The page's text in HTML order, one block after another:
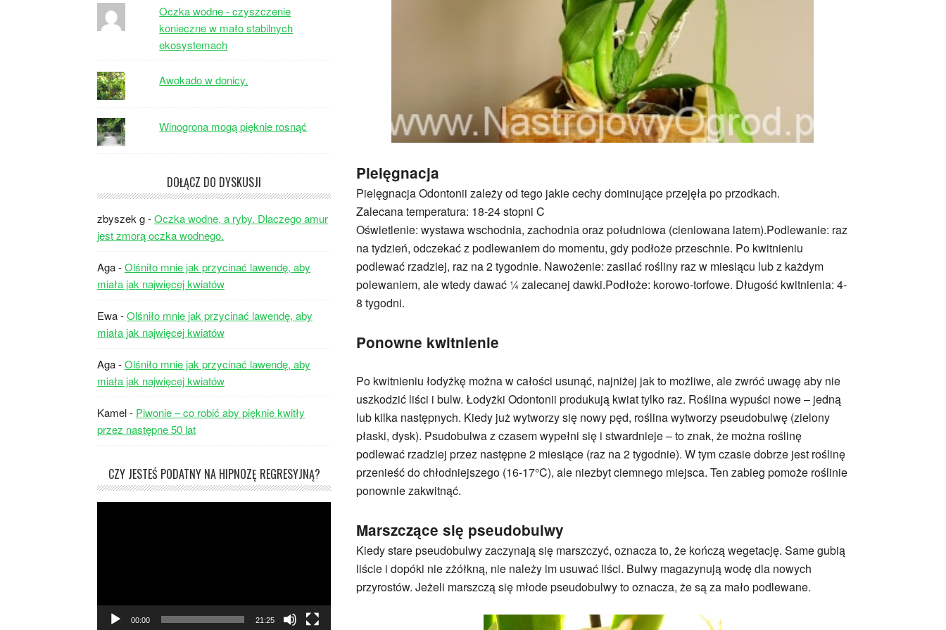
Pielęgnacja
Pielęgnacja Odontonii zależy od tego jakie cechy dominujące przejęła po przodkach.
Zalecana temperatura: 18-24 stopni C
Oświetlenie: wystawa wschodnia, zachodnia oraz południowa (cieniowana latem).Podlewanie: raz
na tydzień, odczekać z podlewaniem do momentu, gdy podłoże przeschnie. Po kwitnieniu
podlewać rzadziej, raz na 2 tygodnie. Nawożenie: zasilać rośliny raz w miesiącu lub z każdym
polewaniem, ale wtedy dawać ¼ zalecanej dawki.Podłoże: korowo-torfowe. Długość kwitnienia: 4-
8 tygodni.
Ponowne kwitnienie
Po kwitnieniu łodyżkę można w całości usunąć, najniżej jak to możliwe, ale zwróć uwagę aby nie
uszkodzić liści i bulw. Łodyżki Odontonii produkują kwiat tylko raz. Roślina wypuści nowe – jedną
lub kilka następnych. Kiedy już wytworzy się nowy pęd, roślina wytworzy pseudobulwę (zielony
płaski, dysk). Psudobulwa z czasem wypełni się i stwardnieje – to znak, że można roślinę
podlewać rzadziej przez następne 2 miesiące (raz na 2 tygodnie). W tym czasie dobrze jest roślinę
przenieść do chłodniejszego (16-17°C), ale niezbyt ciemnego miejsca. Ten zabieg pomoże roślinie
ponownie zakwitnąć.
Marszczące się pseudobulwy
Kiedy stare pseudobulwy zaczynają się marszczyć, oznacza to, że kończą wegetację. Same gubią
liście i dopóki nie zżółkną, nie należy im usuwać liści. Bulwy magazynują wodę dla nowych
przyrostów. Jeżeli marszczą się młode pseudobulwy to oznacza, że są za mało podlewane.
Oczka wodne - czyszczenie
konieczne w mało stabilnych
ekosystemach
Awokado w donicy.
Winogrona mogą pięknie rosnąć
DOŁĄCZ DO DYSKUSJI
zbyszek g-Oczka wodne, a ryby. Dlaczego amur
jest zmorą oczka wodnego.
Aga-Olśniło mnie jak przycinać lawendę, aby
miała jak najwięcej kwiatów
Ewa-Olśniło mnie jak przycinać lawendę, aby
miała jak najwięcej kwiatów
Aga-Olśniło mnie jak przycinać lawendę, aby
miała jak najwięcej kwiatów
Kamel- Piwonie – co robić aby pięknie kwitły
przez następne 50 lat
CZY JESTEŚ PODATNY NA HIPNOZĘ REGRESYJNĄ?
00:00 21:25